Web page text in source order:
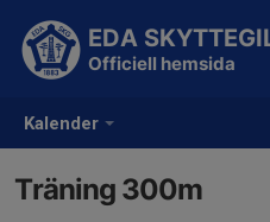
Kalender
EDA
Officiell hemsida
Träning 300m